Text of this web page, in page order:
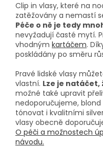
Clip in vlasy, které na
zatěžovány a nemastí
Péče o ně je tedy
nevyžadují časté mytí.
vhodným kartáčem.
poskládány po směru
Pravé lidské vlasy
vlastní. Lze je
možné také upravit
nedoporučujeme,
tónovat i kvalitními
vlasy obecně
O péči a možnostech
návodu.